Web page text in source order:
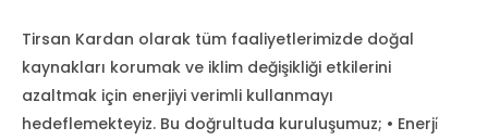
Tirsan Kardan olarak tüm faaliyetlerimizde doğal
kaynakları korumak ve iklim değişikliği etkilerini
azaltmak için enerjiyi verimli kullanmayı
hedeflemekteyiz. Bu doğrultuda kuruluşumuz; • Enerji̇